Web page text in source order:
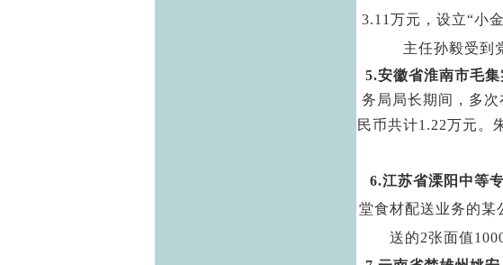
3.11 万元，设立“小
主任孙毅受到
5.安徽省淮南市毛
务局局长期间，多
民币共计1.22万元。
6.江苏省溧阳中等
堂食材配送业务的某
送的2张面值